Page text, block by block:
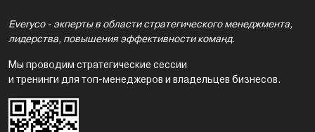
Everyco - экперты в области стратегического менеджмента,
лидерства, повышения эффективности команд.
Мы проводим стратегические сессии
и тренинги для топ-менеджеров и владельцев бизнесов.